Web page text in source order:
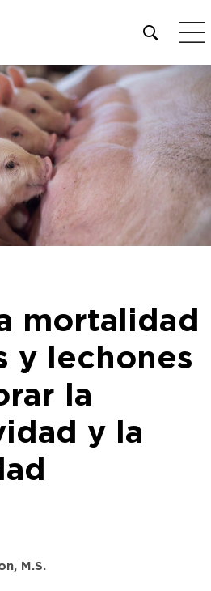
Open
site
search
mortalidad
y lechones
la
y la
M.S.